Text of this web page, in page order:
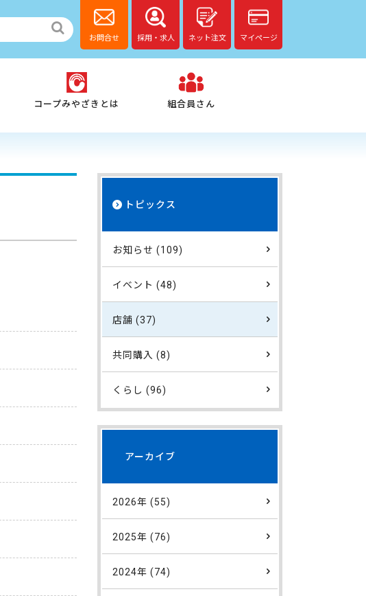
お問合せ 採用・求人 ネット注文 マイページ
コープみやざきとは 組合員さん
トピックス
お知らせ (109)
イベント (48)
店舗 (37)
共同購入 (8)
くらし (96)
アーカイブ
2026年 (55)
2025年 (76)
2024年 (74)